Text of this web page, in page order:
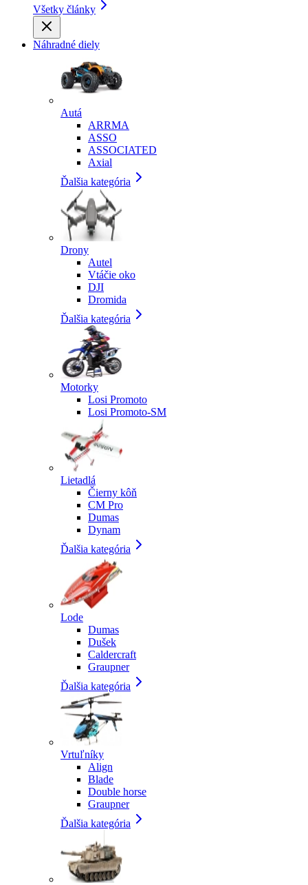
Všetky články
Náhradné diely
Autá
ARRMA
ASSO
ASSOCIATED
Axial
Ďalšia kategória
Drony
Autel
Vtáčie oko
DJI
Dromida
Ďalšia kategória
Motorky
Losi Promoto
Losi Promoto-SM
Lietadlá
Čierny kôň
CM Pro
Dumas
Dynam
Ďalšia kategória
Lode
Dumas
Dušek
Caldercraft
Graupner
Ďalšia kategória
Vrtuľníky
Align
Blade
Double horse
Graupner
Ďalšia kategória